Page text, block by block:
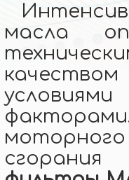
масла